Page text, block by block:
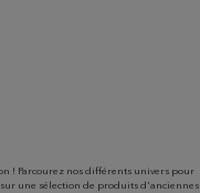
! Parcourez nos différents univers pour
une sélection de produits d'anciennes